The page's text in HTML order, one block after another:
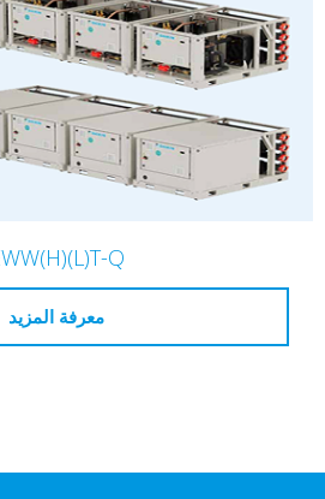
EWW(H)(L)T-Q
معرفة المزيد